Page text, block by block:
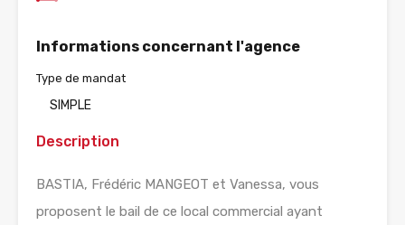
Informations concernant l'agence
Type de mandat
SIMPLE
Description
BASTIA, Frédéric MANGEOT et Vanessa, vous
proposent le bail de ce local commercial ayant